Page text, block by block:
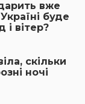
вже
буде
вітер?
скільки
ночі